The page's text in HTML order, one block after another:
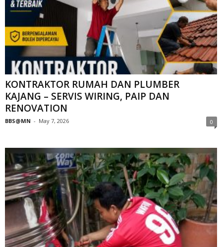
KONTRAKTOR RUMAH DAN PLUMBER
KAJANG – SERVIS WIRING, PAIP DAN
RENOVATION
BBS@MN - May 7, 2026 0